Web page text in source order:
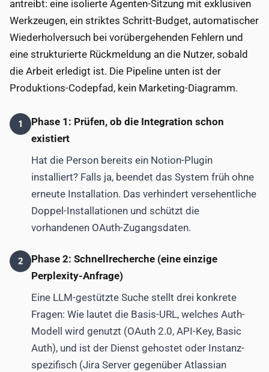
antreibt: eine isolierte Agenten-Sitzung mit exklusiven
Werkzeugen, ein striktes Schritt-Budget, automatischer
Wiederholversuch bei vorübergehenden Fehlern und
eine strukturierte Rückmeldung an die Nutzer, sobald
die Arbeit erledigt ist. Die Pipeline unten ist der
Produktions-Codepfad, kein Marketing-Diagramm.
1
Phase 1: Prüfen, ob die Integration schon
existiert
Hat die Person bereits ein Notion-Plugin
installiert? Falls ja, beendet das System früh ohne
erneute Installation. Das verhindert versehentliche
Doppel-Installationen und schützt die
vorhandenen OAuth-Zugangsdaten.
2
Phase 2: Schnellrecherche (eine einzige
Perplexity-Anfrage)
Eine LLM-gestützte Suche stellt drei konkrete
Fragen: Wie lautet die Basis-URL, welches Auth-
Modell wird genutzt (OAuth 2.0, API-Key, Basic
Auth), und ist der Dienst gehostet oder Instanz-
spezifisch (Jira Server gegenüber Atlassian